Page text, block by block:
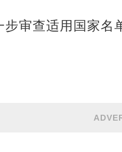
审查适用国家